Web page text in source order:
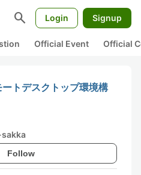
search Login Signup
Official Event Official
トデスクトップ環境構
Follow